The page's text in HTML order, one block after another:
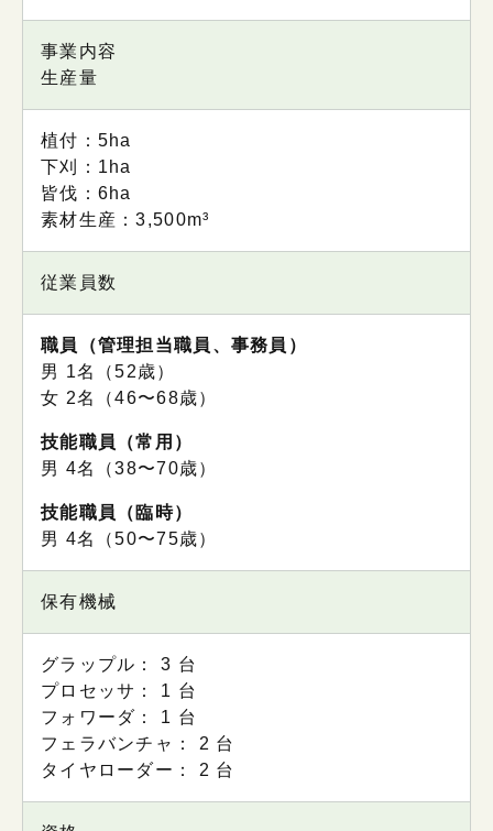
事業内容
生産量
植付：5ha
下刈：1ha
皆伐：6ha
素材生産：3,500m³
従業員数
職員（管理担当職員、事務員）
男 1名（52歳）
⼥ 2名（46〜68歳）
技能職員（常用）
男 4名（38〜70歳）
技能職員（臨時）
男 4名（50〜75歳）
保有機械
グラップル： 3 台
プロセッサ： 1 台
フォワーダ： 1 台
フェラバンチャ： 2 台
タイヤローダー： 2 台